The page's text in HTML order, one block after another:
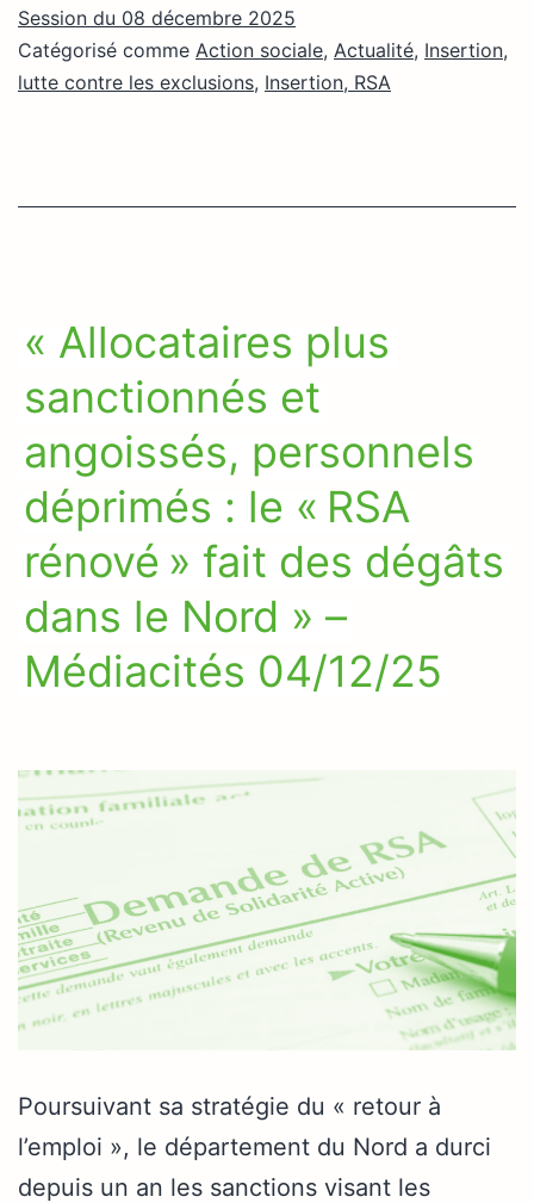
Session du 08 décembre 2025
Catégorisé comme Action sociale, Actualité, Insertion,
lutte contre les exclusions, Insertion, RSA
« Allocataires plus
sanctionnés et
angoissés, personnels
déprimés : le « RSA
rénové » fait des dégâts
dans le Nord » –
Médiacités 04/12/25
Poursuivant sa stratégie du « retour à
l’emploi », le département du Nord a durci
depuis un an les sanctions visant les